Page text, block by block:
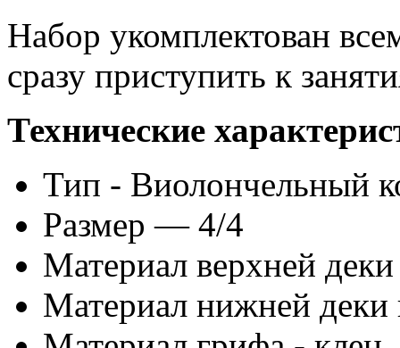
Набор укомплектован
сразу приступить к
Технические
Тип - Виолончельный
Размер — 4/4
Материал верхней
Материал нижней деки